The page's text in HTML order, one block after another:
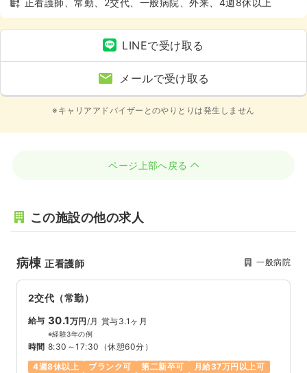
正看護師、常勤、2交代、一般病院、外来、4週8休以上
LINEで受け取る
メールで受け取る
※キャリアアドバイザーとのやりとりは発生しません
ページ上部へ戻る
この施設の他の求人
病棟正看護師 一般病院
2交代（常勤）
給与 30.1万円 /月 賞与3.1ヶ月
※経験3年の例
時間 8:30～17:30 （休憩60分）
4週8休以上
ブランク可 第二新卒可 月給37万円以上可